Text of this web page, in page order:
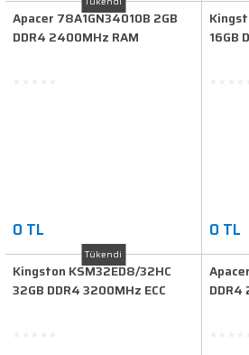
Apacer 78A1GN34010B 2GB
DDR4 2400MHz RAM
0 TL
16GB
0 TL
Tükendi
Kingston KSM32ED8/32HC
32GB DDR4 3200MHz ECC
DDR4